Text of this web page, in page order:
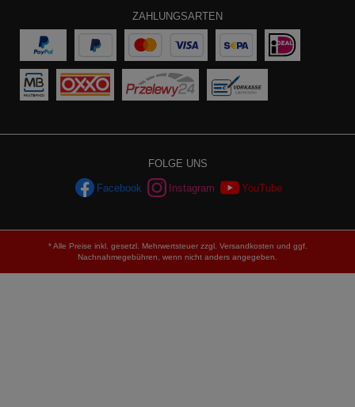
ZAHLUNGSARTEN
FOLGE UNS
Facebook Instagram YouTube
* Alle Preise inkl. gesetzl. Mehrwertsteuer zzgl. Versandkosten und ggf.
Nachnahmegebühren, wenn nicht anders angegeben.